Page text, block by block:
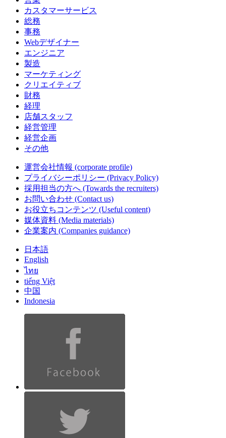
カスタマーサービス
総務
事務
Webデザイナー
エンジニア
製造
マーケティング
クリエイティブ
財務
経理
店舗スタッフ
経営管理
経営企画
その他
運営会社情報 (corporate profile)
プライバシーポリシー (Privacy Policy)
採用担当の方へ (Towards the recruiters)
お問い合わせ (Contact us)
お役立ちコンテンツ (Useful content)
媒体資料 (Media materials)
企業案内 (Companies guidance)
日本語
English
ไทย
tiếng Việt
中国
Indonesia